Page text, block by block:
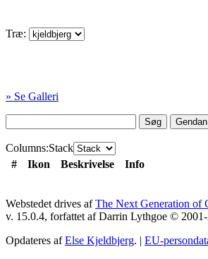
Træ:
» Se Galleri
Columns:Stack
#
Ikon Beskrivelse Info
Webstedet drives afThe Next Generation of
v. 15.0.4, forfattet af Darrin Lythgoe ©
Opdateres afElse Kjeldbjerg. | EU-